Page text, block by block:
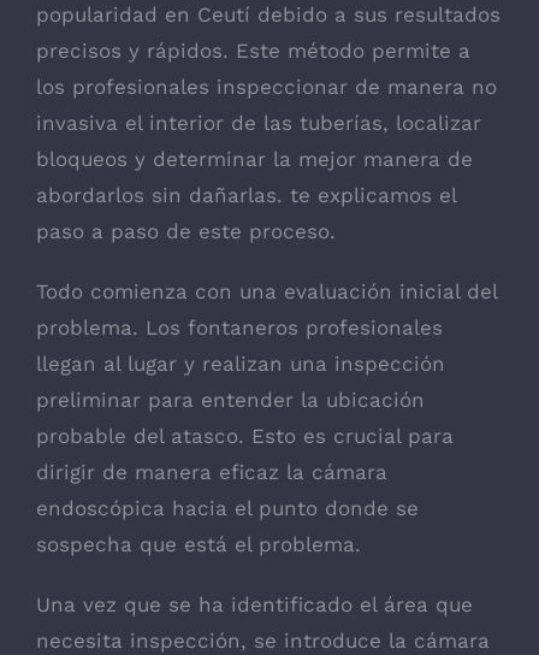
popularidad en Ceutí debido a sus resultados
precisos y rápidos. Este método permite a
los profesionales inspeccionar de manera no
invasiva el interior de las tuberías, localizar
bloqueos y determinar la mejor manera de
abordarlos sin dañarlas. te explicamos el
paso a paso de este proceso.
Todo comienza con una evaluación inicial del
problema. Los fontaneros profesionales
llegan al lugar y realizan una inspección
preliminar para entender la ubicación
probable del atasco. Esto es crucial para
dirigir de manera eficaz la cámara
endoscópica hacia el punto donde se
sospecha que está el problema.
Una vez que se ha identificado el área que
necesita inspección, se introduce la cámara